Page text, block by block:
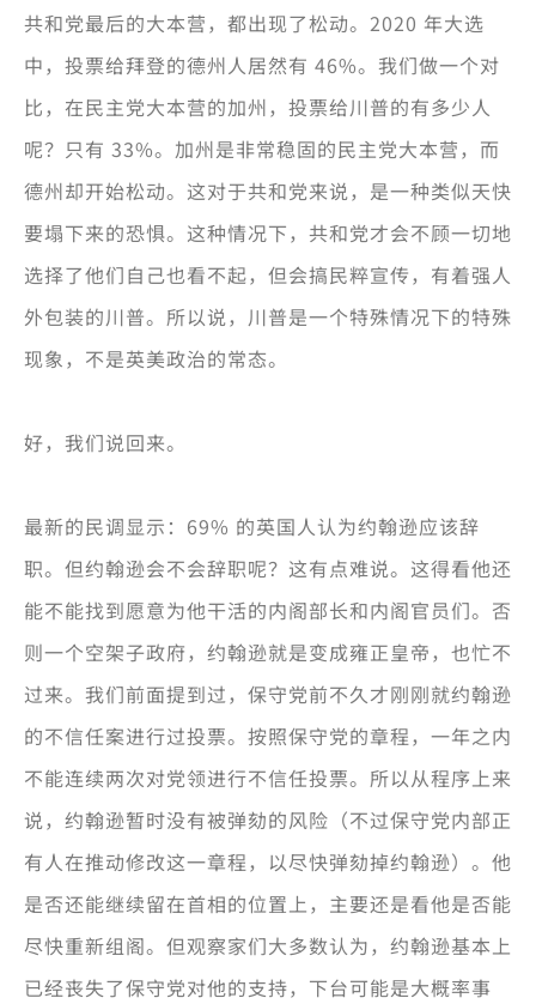
共和党最后的大本营，都出现了松动。2020 年大选
中，投票给拜登的德州人居然有 46%。我们做一个对
比，在民主党大本营的加州，投票给川普的有多少人
呢？只有 33%。加州是非常稳固的民主党大本营，而
德州却开始松动。这对于共和党来说，是一种类似天快
要塌下来的恐惧。这种情况下，共和党才会不顾一切地
选择了他们自己也看不起，但会搞民粹宣传，有着强人
外包装的川普。所以说，川普是一个特殊情况下的特殊
现象，不是英美政治的常态。
好，我们说回来。
最新的民调显示：69% 的英国人认为约翰逊应该辞
职。但约翰逊会不会辞职呢？这有点难说。这得看他还
能不能找到愿意为他干活的内阁部长和内阁官员们。否
则一个空架子政府，约翰逊就是变成雍正皇帝，也忙不
过来。我们前面提到过，保守党前不久才刚刚就约翰逊
的不信任案进行过投票。按照保守党的章程，一年之内
不能连续两次对党领进行不信任投票。所以从程序上来
说，约翰逊暂时没有被弹劾的风险（不过保守党内部正
有人在推动修改这一章程，以尽快弹劾掉约翰逊）。他
是否还能继续留在首相的位置上，主要还是看他是否能
尽快重新组阁。但观察家们大多数认为，约翰逊基本上
已经丧失了保守党对他的支持，下台可能是大概率事